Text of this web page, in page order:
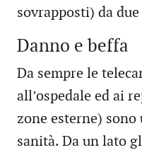
sovrapposti) da
Danno e beffa
Da sempre le
all’ospedale ed ai
zone esterne)
sanità. Da un lato